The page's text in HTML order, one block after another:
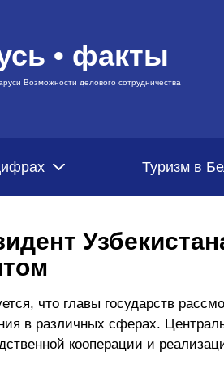
• факты
Возможности делового сотрудничества
Туризм в
что главы государств
в различных сферах.
кооперации и